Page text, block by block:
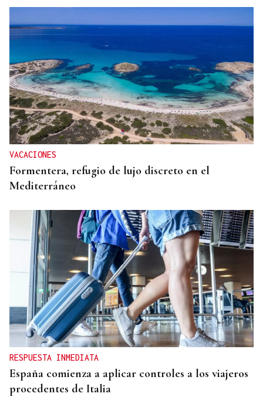
VACACIONES
Formentera, refugio de lujo discreto en el
Mediterráneo
RESPUESTA INMEDIATA
España comienza a aplicar controles a los viajeros
procedentes de Italia